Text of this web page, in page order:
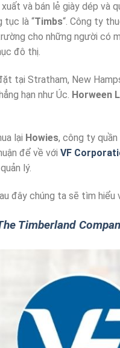
và bán lẻ giày dép và
tục là “Timbs“. Công ty
cho những người có
đô thị.
tại Stratham, New
hạn như Úc. Horween
lại Howies, công ty quần
để về với VF
lý.
đây chúng ta sẽ tìm hiểu
Timberland